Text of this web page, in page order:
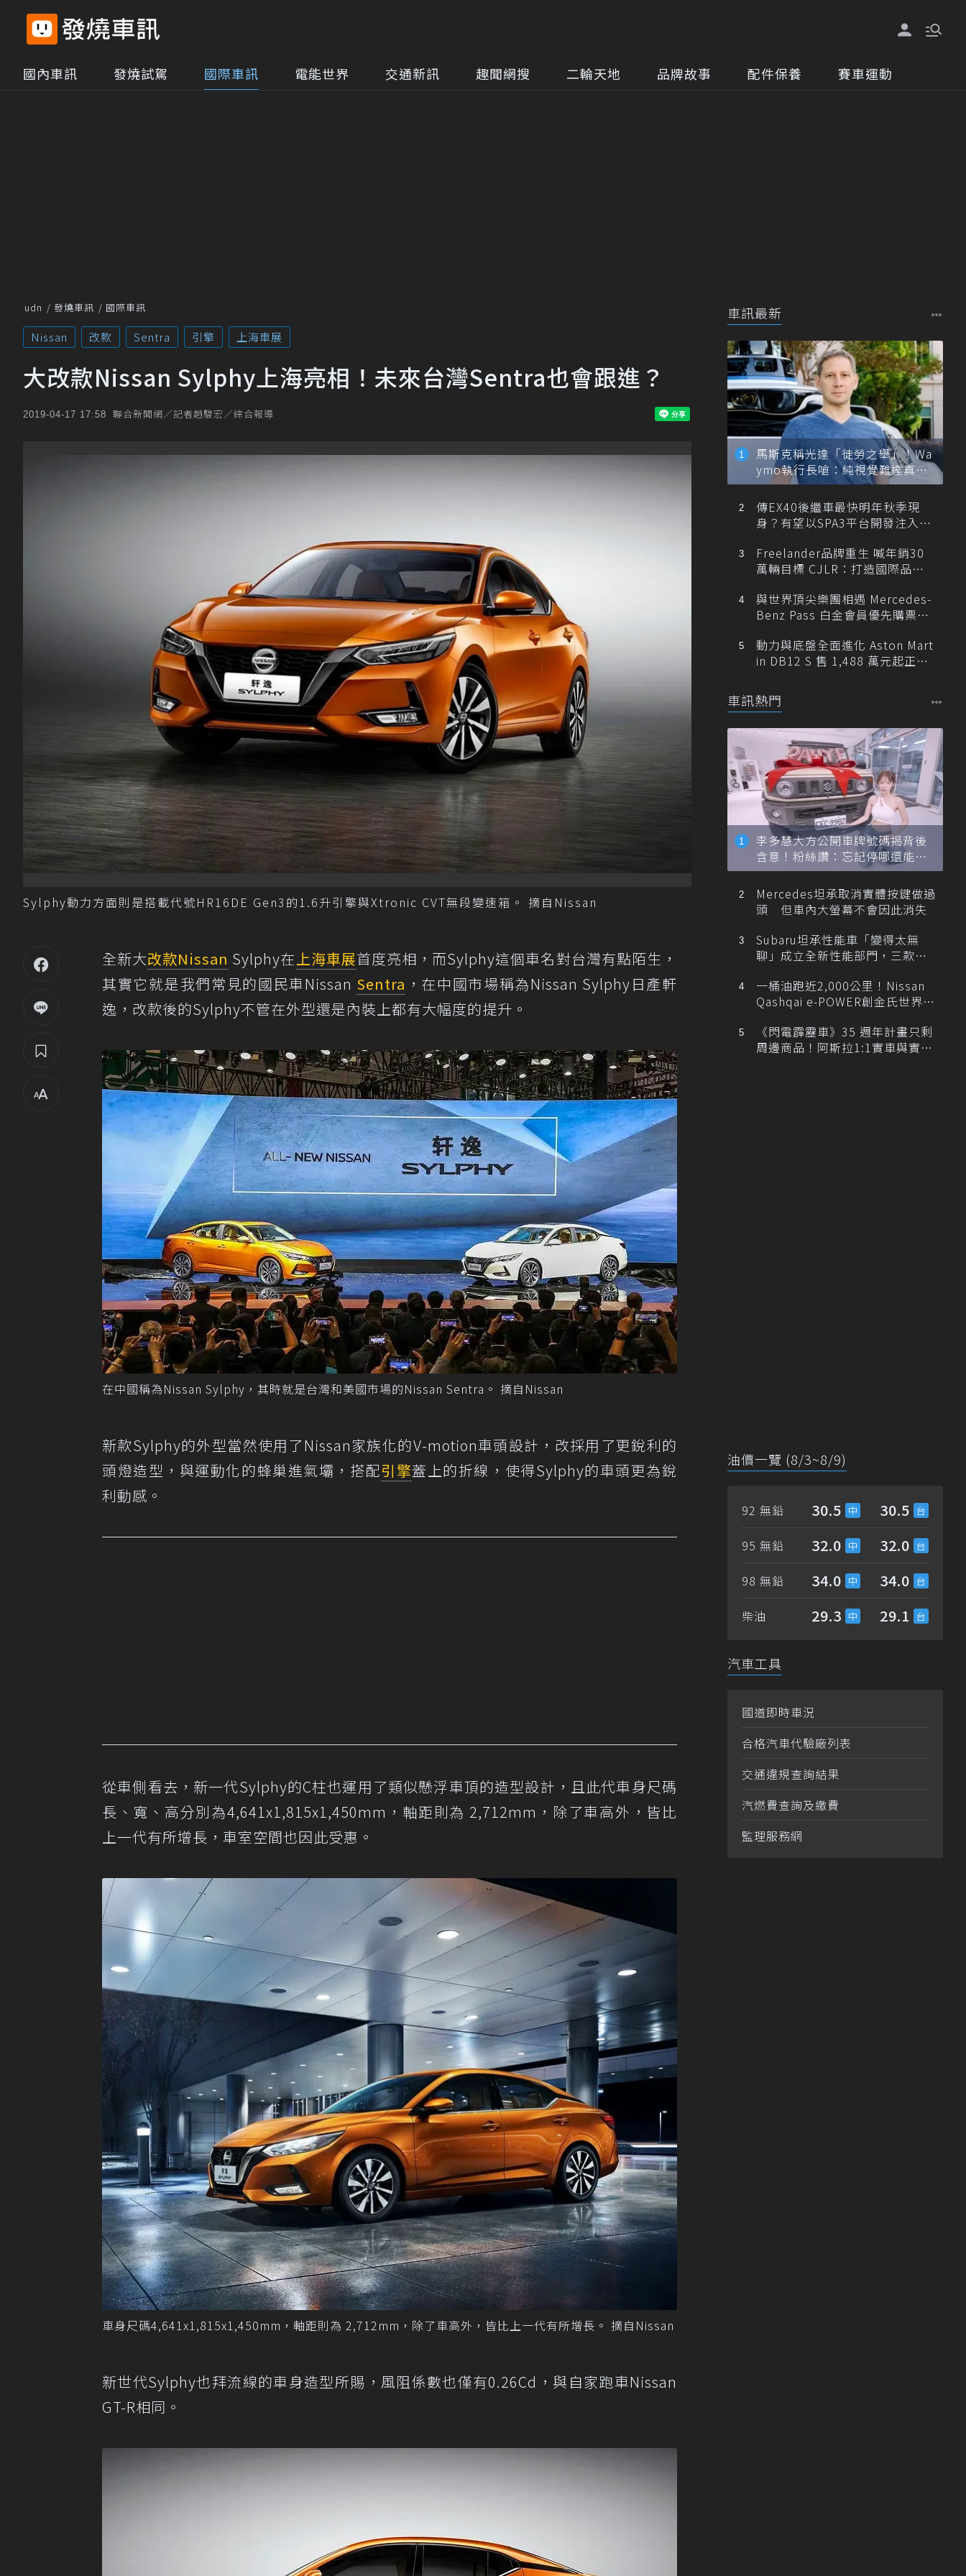
國內車訊 發燒試駕 國際車訊 電能世界 交通新訊 趣聞網搜 二輪天地 品牌故事 配件保養 賽車運動
udn 發燒車訊 國際車訊
Nissan 改款 Sentra 引擎 上海車展
大改款Nissan Sylphy上海亮相！未來台灣Sentra也會跟進？
2019-04-17 17:58 聯合新聞網／記者趙駿宏／綜合報導
Sylphy動力方面則是搭載代號HR16DE Gen3的1.6升引擎與Xtronic CVT無段變速箱。 摘自Nissan
全新大改款Nissan Sylphy在上海車展首度亮相，而Sylphy這個車名對台灣有點陌生，
其實它就是我們常見的國民車Nissan Sentra ，在中國市場稱為Nissan Sylphy日產軒
逸，改款後的Sylphy不管在外型還是內裝上都有大幅度的提升。
在中國稱為Nissan Sylphy，其時就是台灣和美國市場的Nissan Sentra。 摘自Nissan
新款Sylphy的外型當然使用了Nissan家族化的V-motion車頭設計，改採用了更銳利的
頭燈造型，與運動化的蜂巢進氣壩，搭配引擎蓋上的折線，使得Sylphy的車頭更為銳
利動感。
從車側看去，新一代Sylphy的C柱也運用了類似懸浮車頂的造型設計，且此代車身尺碼
長、寬、高分別為4,641x1,815x1,450mm，軸距則為 2,712mm，除了車高外，皆比
上一代有所增長，車室空間也因此受惠。
車身尺碼4,641x1,815x1,450mm，軸距則為 2,712mm，除了車高外，皆比上一代有所增長。 摘自Nissan
新世代Sylphy也拜流線的車身造型所賜，風阻係數也僅有0.26Cd，與自家跑車Nissan
GT-R相同。
車訊最新
馬斯克稱光達「徒勞之舉」！Wa
ymo執行長嗆：純視覺難達真正
自動駕駛
傳EX40後繼車最快明年秋季現
身？有望以SPA3平台開發注入80
Freelander品牌重生 喊年銷30
萬輛目標 CJLR：打造國際品牌
與世界頂尖樂團相遇 Mercedes-
Benz Pass 白金會員優先購票維
動力與底盤全面進化 Aston Mart
in DB12 S 售 1,488 萬元起正式
車訊熱門
李多慧大方公開車牌號碼揭背後
含意！粉絲讚：忘記停哪還能幫
忙找車
Mercedes坦承取消實體按鍵做過
頭 但車內大螢幕不會因此消失
Subaru坦承性能車「變得太無
聊」成立全新性能部門，三款手
一桶油跑近2,000公里！Nissan
Qashqai e-POWER創金氏世界紀
《閃電霹靂車》35 週年計畫只剩
周邊商品！阿斯拉1:1實車與實體
油價一覽 (8/3~8/9)
92 無鉛 30.5 30.5
95 無鉛 32.0 32.0
98 無鉛 34.0 34.0
柴油 29.3 29.1
汽車工具
國道即時車況
合格汽車代驗廠列表
交通違規查詢結果
汽燃費查詢及繳費
監理服務網